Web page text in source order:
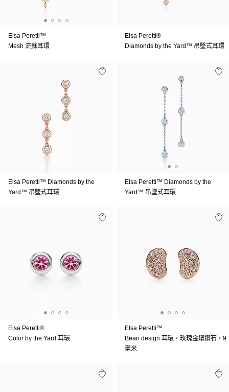
Elsa Peretti™
Mesh 流蘇耳環
Elsa Peretti®
Diamonds by the Yard™ 吊墜式耳環
Elsa Peretti™ Diamonds by the
Yard™ 吊墜式耳環
Elsa Peretti™ Diamonds by the
Yard™ 吊墜式耳環
Elsa Peretti®
Color by the Yard 耳環
Elsa Peretti™
Bean design 耳環，玫瑰金鑲鑽石，9
毫米